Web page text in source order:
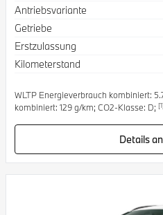
Antriebsvariante
Getriebe
Erstzulassung
Kilometerstand
WLTP Energieverbrauch kombiniert:
kombiniert: 129 g/km; CO2-Klasse: D; [1]
Details